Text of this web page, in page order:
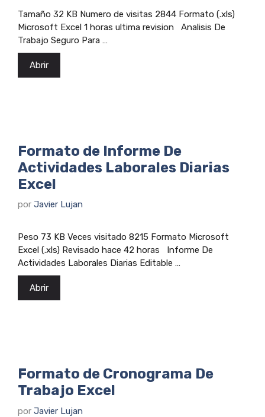
Tamaño 32 KB Numero de visitas 2844 Formato (.xls)
Microsoft Excel 1 horas ultima revision Analisis De
Trabajo Seguro Para …
Abrir
Formato de Informe De
Actividades Laborales Diarias
Excel
por Javier Lujan
Peso 73 KB Veces visitado 8215 Formato Microsoft
Excel (.xls) Revisado hace 42 horas Informe De
Actividades Laborales Diarias Editable …
Abrir
Formato de Cronograma De
Trabajo Excel
por Javier Lujan